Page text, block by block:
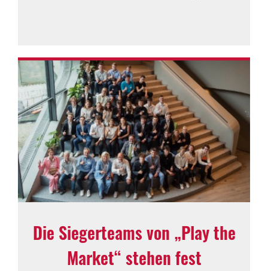
Die Sieger­teams von „Play the
Market“ stehen fest